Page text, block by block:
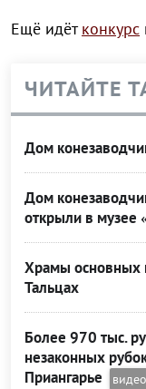
Ещё идётконкурс
ЧИТАЙТЕ
Дом
Дом
открыли в музее
Храмы основных
Тальцах
Более 970 тыс.
незаконных
Приангарье
видео